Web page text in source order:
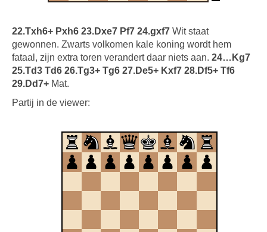
22.Txh6+ Pxh6 23.Dxe7 Pf7 24.gxf7 Wit staat
gewonnen. Zwarts volkomen kale koning wordt hem
fataal, zijn extra toren verandert daar niets aan. 24…Kg7
25.Td3 Td6 26.Tg3+ Tg6 27.De5+ Kxf7 28.Df5+ Tf6
29.Dd7+ Mat.
Partij in de viewer: